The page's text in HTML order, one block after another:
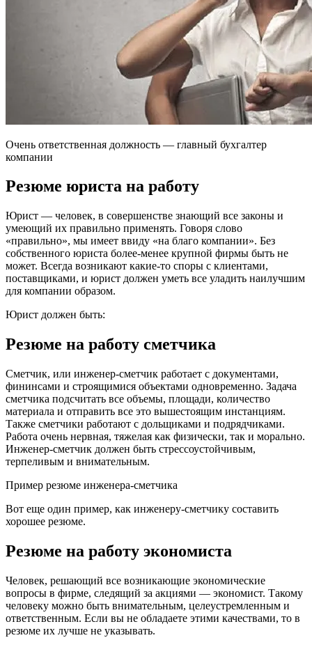
Очень ответственная должность — главный бухгалтер
компании
Резюме юриста на работу
Юрист — человек, в совершенстве знающий все законы и
умеющий их правильно применять. Говоря слово
«правильно», мы имеет ввиду «на благо компании». Без
собственного юриста более-менее крупной фирмы быть не
может. Всегда возникают какие-то споры с клиентами,
поставщиками, и юрист должен уметь все уладить наилучшим
для компании образом.
Юрист должен быть:
Резюме на работу сметчика
Сметчик, или инженер-сметчик работает с документами,
фининсами и строящимися объектами одновременно. Задача
сметчика подсчитать все объемы, площади, количество
материала и отправить все это вышестоящим инстанциям.
Также сметчики работают с дольщиками и подрядчиками.
Работа очень нервная, тяжелая как физически, так и морально.
Инженер-сметчик должен быть стрессоустойчивым,
терпеливым и внимательным.
Пример резюме инженера-сметчика
Вот еще один пример, как инженеру-сметчику составить
хорошее резюме.
Резюме на работу экономиста
Человек, решающий все возникающие экономические
вопросы в фирме, следящий за акциями — экономист. Такому
человеку можно быть внимательным, целеустремленным и
ответственным. Если вы не обладаете этими качествами, то в
резюме их лучше не указывать.